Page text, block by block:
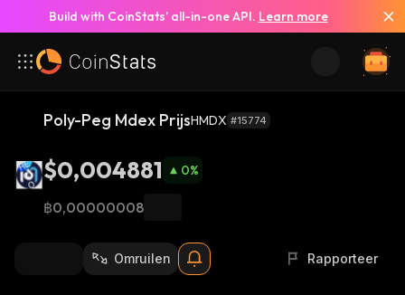
Build with CoinStats’ all-in-one API. Learn more
Poly-Peg Mdex PrijsHMDX #15774
$0,004881 0%
฿0,00000008
Omruilen Rapporteer